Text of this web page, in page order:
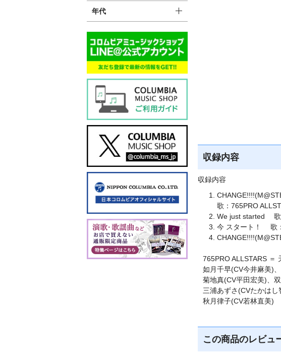
収録内容
収録内容
歌：765PRO
We just started 歌
今 スタート！ 歌
765PRO ALLSTARS ＝
如月千早(CV今井麻美)
菊地真(CV平田宏美)、
三浦あずさ(CVたかはし
秋月律子(CV若林直美)
この商品のレビュ
年代